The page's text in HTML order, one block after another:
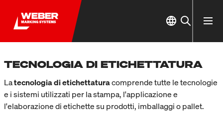
TECNOLOGIA DI ETICHETTATURA
Latecnologia di etichettaturacomprende tutte le tecnologie
e i sistemi utilizzati per la stampa, l'applicazione e
l'elaborazione di etichette su prodotti, imballaggi o pallet.